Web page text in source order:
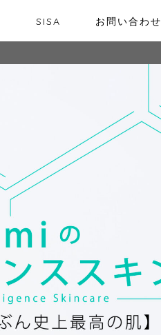
SISA お問い合わせ